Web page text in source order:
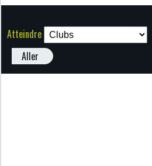
Atteindre
Aller